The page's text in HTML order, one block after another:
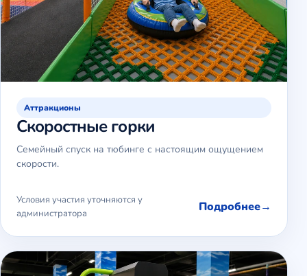
Аттракционы
Скоростные горки
Семейный спуск на тюбинге с настоящим ощущением
скорости.
Условия участия уточняются у
администратора
Подробнее